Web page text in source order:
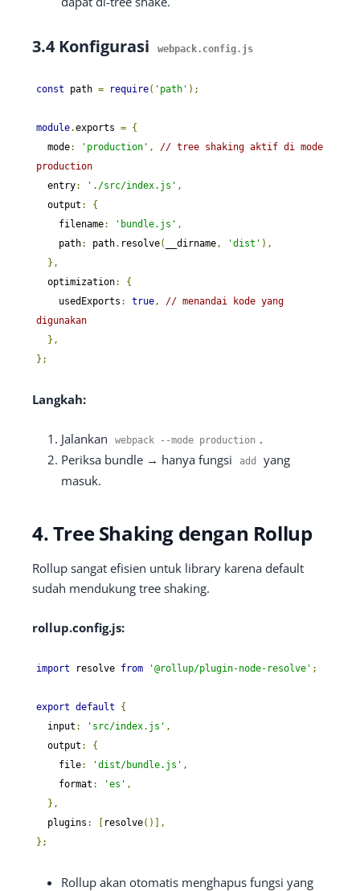
3.4 Konfigurasi webpack. config. js
const path = require( 'path' );
module.exports = {
  mode
: 'production' ,
// tree shaking aktif di mode
production
  entry
: './src/index.js' ,
  output
:
{
    filename
: 'bundle.js' ,
    path
: path. resolve( __dirname , 'dist' ),
},
  optimization
:
{
    usedExports
: true ,
// menandai kode yang
digunakan
},
};
Langkah:
Jalankan webpack --mode production .
Periksa bundle → hanya fungsi
add
yang
masuk.
4. Tree Shaking dengan Rollup
Rollup sangat efisien untuk library karena default
sudah mendukung tree shaking.
rollup.config.js:
import resolve from '@rollup/plugin-node-resolve' ;
export default
{
  input
: 'src/index.js' ,
  output
:
{
    file
: 'dist/bundle.js' ,
    format
: 'es' ,
},
  plugins
: [ resolve()],
};
Rollup akan otomatis menghapus fungsi yang